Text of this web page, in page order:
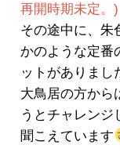
再開時期未定。)
その途中に、朱
かのような定番
ットがありまし
大鳥居の方から
うとチャレンジ
聞こえています